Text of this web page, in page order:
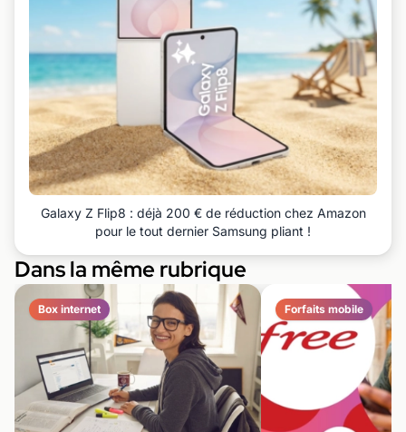
Galaxy Z Flip8 : déjà 200 € de réduction chez Amazon
pour le tout dernier Samsung pliant !
Dans la même rubrique
Box internet Forfaits mobile